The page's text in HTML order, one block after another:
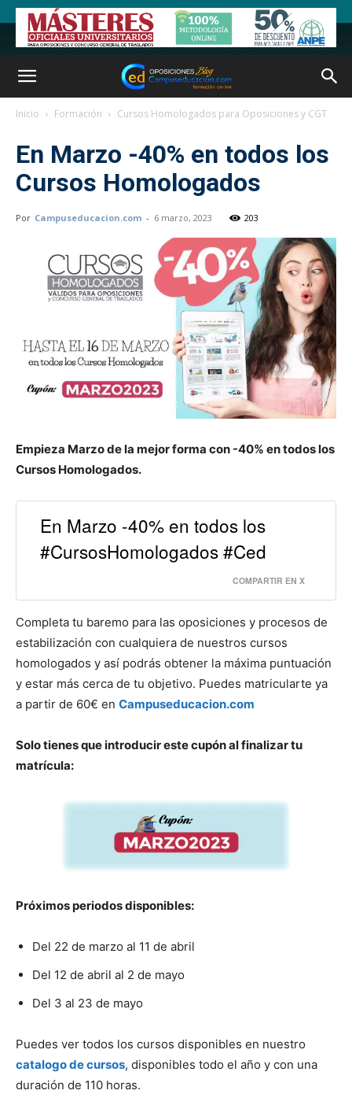
Inicio Formación Cursos Homologados para Oposiciones y CGT
En Marzo -40% en todos los
Cursos Homologados
Por Campuseducacion.com - 6 marzo, 2023 203
Empieza Marzo de la mejor forma con -40% en todos los
Cursos Homologados.
En Marzo -40% en todos los
#CursosHomologados #Ced
COMPARTIR EN X
Completa tu baremo para las oposiciones y procesos de
estabilización con cualquiera de nuestros cursos
homologados y así podrás obtener la máxima puntuación
y estar más cerca de tu objetivo. Puedes matricularte ya
a partir de 60€ en Campuseducacion.com
Solo tienes que introducir este cupón al finalizar tu
matrícula:
Próximos periodos disponibles:
Del 22 de marzo al 11 de abril
Del 12 de abril al 2 de mayo
Del 3 al 23 de mayo
Puedes ver todos los cursos disponibles en nuestro
catalogo de cursos, disponibles todo el año y con una
duración de 110 horas.